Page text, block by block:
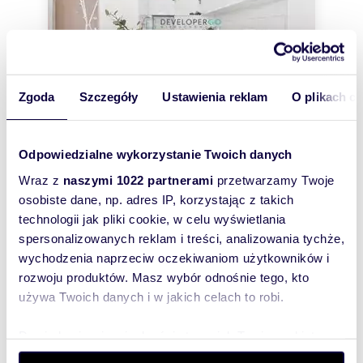
Zgoda Szczegóły Ustawienia reklam O plikach
Odpowiedzialne wykorzystanie Twoich danych
Wraz z naszymi 1022 partnerami przetwarzamy Twoje
osobiste dane, np. adres IP, korzystając z takich
technologii jak pliki cookie, w celu wyświetlania
spersonalizowanych reklam i treści, analizowania tychże,
wychodzenia naprzeciw oczekiwaniom użytkowników i
rozwoju produktów. Masz wybór odnośnie tego, kto
używa Twoich danych i w jakich celach to robi.
dane są przetwarzane oraz ustaw własne preferencje w
35,25m2 2 13 617zł/m2
Nowoczesny apartament 35,25 m² przy
Jeziorze Ełckim - polecam!
480 000 zł
mieszkanie Ełk, Targowa
Na sprzedaż wyjątkowy, słoneczny apartament o
powierzchni 35,25 m², położony na 2. piętrze
nowoczesnego budynku z 2023 roku przy...